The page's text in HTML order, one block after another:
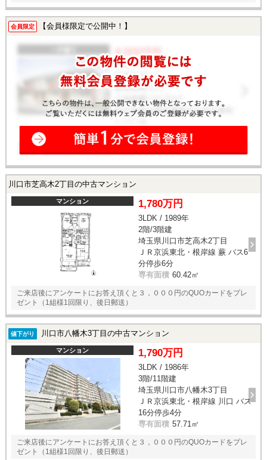
会員限定 【会員様限定で公開中！】
川口市芝高木2丁目の中古マンション
マンション 1,780万円
3LDK / 1989年
2階/3階建
埼玉県川口市芝高木2丁目
ＪＲ京浜東北・根岸線 蕨 バス6
分停歩6分
専有面積 60.42㎡
ご来店後にアンケートにお答え頂くと３，０００円のQUOカードをプレ
ゼント（1組様1回限り、後日郵送）
値下がり 川口市八幡木3丁目の中古マンション
マンション 1,790万円
3LDK / 1986年
3階/11階建
埼玉県川口市八幡木3丁目
ＪＲ京浜東北・根岸線 川口 バス
16分停歩4分
専有面積 57.71㎡
ご来店後にアンケートにお答え頂くと３，０００円のQUOカードをプレ
ゼント（1組様1回限り、後日郵送）